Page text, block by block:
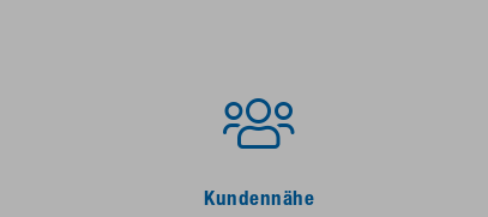
Kundennähe